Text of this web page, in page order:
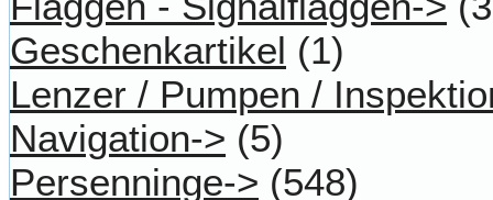
Geschenkartikel (1)
Lenzer / Pumpen /
Navigation-> (5)
Persenninge-> (548)